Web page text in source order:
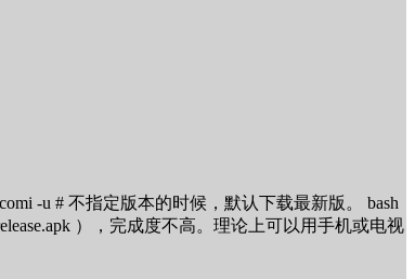
-u # 不指定版本的时候，默认下载最新版。 bash
），完成度不高。理论上可以用手机或电视